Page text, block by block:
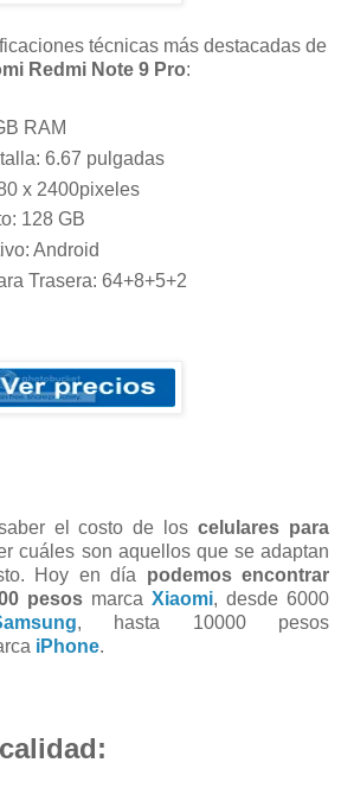
técnicas más destacadas de
Redmi Note 9 Pro:
RAM
6.67 pulgadas
x 2400pixeles
128 GB
Android
Trasera: 64+8+5+2
el costo de loscelulares para
cuáles son aquellos que se adaptan
Hoy en día podemos encontrar
pesos marca Xiaomi, desde 6000
, hasta 10000 pesos
iPhone.